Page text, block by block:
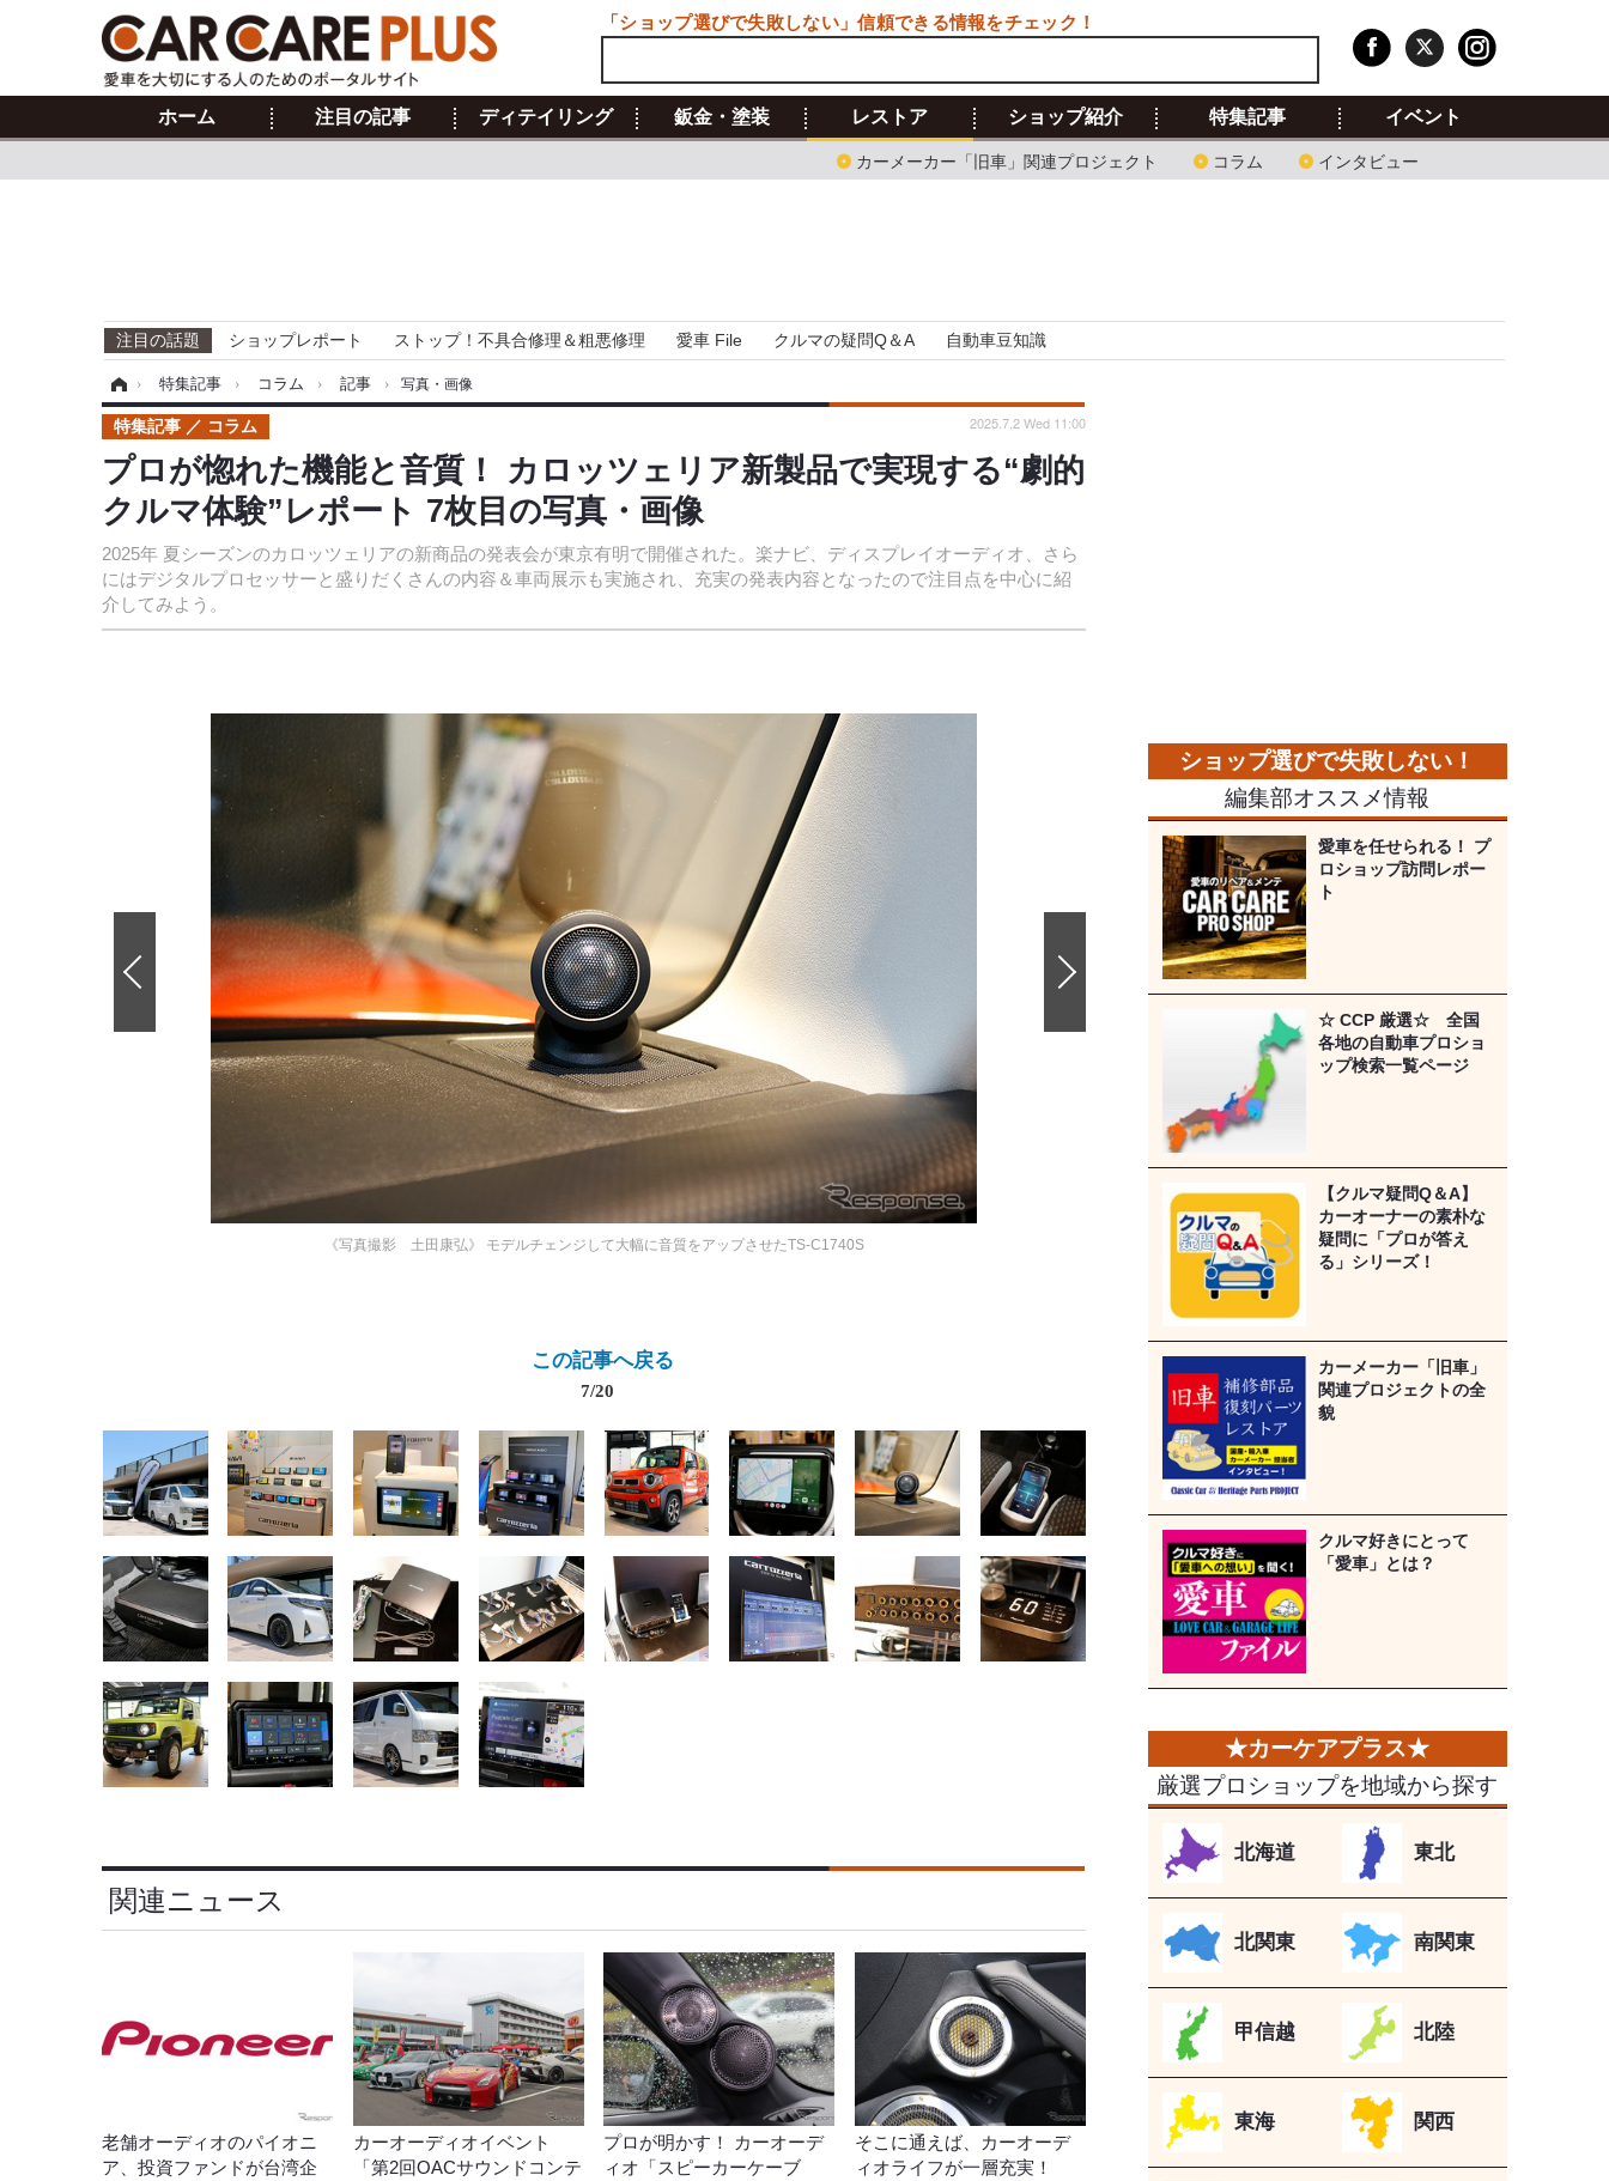
ホーム 注目の記事 ディテイリング 鈑金・塗装 レストア
カーメーカー「旧車」関連プロジェクト コラム インタビュー
ショップ紹介 特集記事 イベント
注目の話題 ショップレポート ストップ！不具合修理＆粗悪修理 愛車 File クルマの疑問Q＆A 自動車豆知識
› 特集記事 › コラム › 記事 › 写真・画像
プロが惚れた機能と音質！ カロッツェリア新製品で実現する“劇的
クルマ体験”レポート 7枚目の写真・画像
2025年 夏シーズンのカロッツェリアの新商品の発表会が東京有明で開催された。楽ナビ、ディスプレイオーディオ、さら
にはデジタルプロセッサーと盛りだくさんの内容＆車両展示も実施され、充実の発表内容となったので注目点を中心に紹
介してみよう。
特集記事 コラム 2025.7.2 Wed 11:00
《写真撮影 土田康弘》 モデルチェンジして大幅に音質をアップさせたTS-C1740S
この記事へ戻る
7/20
関連ニュース
老舗オーディオのパイオニ
ア、投資ファンドが台湾企
カーオーディオイベント
「第2回OACサウンドコンテ
プロが明かす！ カーオーデ
ィオ「スピーカーケーブ
そこに通えば、カーオーデ
ィオライフが一層充実！
編集部オススメ情報
愛車を任せられる！ プ
ロショップ訪問レポー
ト
☆ CCP 厳選☆ 全国
各地の自動車プロショ
ップ検索一覧ページ
【クルマ疑問Q＆A】
カーオーナーの素朴な
疑問に「プロが答え
る」シリーズ！
カーメーカー「旧車」
関連プロジェクトの全
貌
クルマ好きにとって
「愛車」とは？
厳選プロショップを地域から探す
北海道 東北
北関東 南関東
甲信越 北陸
東海 関西
「ショップ選びで失敗しない」信頼できる情報をチェック！